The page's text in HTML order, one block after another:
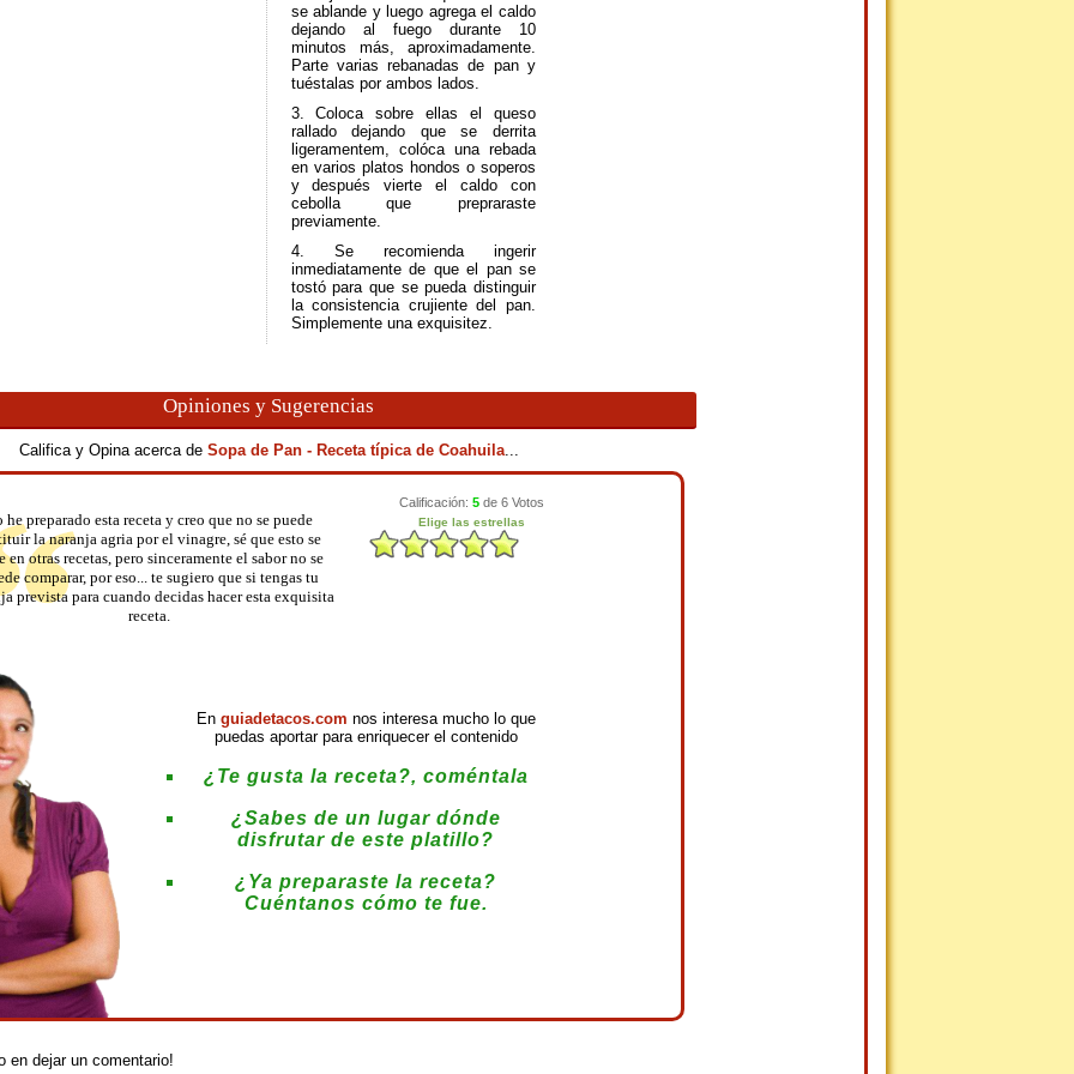
se ablande y luego agrega el caldo
dejando al fuego durante 10
minutos más, aproximadamente.
Parte varias rebanadas de pan y
tuéstalas por ambos lados.
3. Coloca sobre ellas el queso
rallado dejando que se derrita
ligeramentem, colóca una rebada
en varios platos hondos o soperos
y después vierte el caldo con
cebolla que prepraraste
previamente.
4. Se recomienda ingerir
inmediatamente de que el pan se
tostó para que se pueda distinguir
la consistencia crujiente del pan.
Simplemente una exquisitez.
Opiniones y Sugerencias
Califica y Opina acerca de Sopa de Pan - Receta típica de Coahuila...
he preparado esta receta y creo que no se puede
la naranja agria por el vinagre, sé que esto se
en otras recetas, pero sinceramente el sabor no se
comparar, por eso... te sugiero que si tengas tu
prevista para cuando decidas hacer esta exquisita
receta.
En guiadetacos.com nos interesa mucho lo que
puedas aportar para enriquecer el contenido
¿Te gusta la receta?, coméntala
¿Sabes de un lugar dónde
disfrutar de este platillo?
¿Ya preparaste la receta?
Cuéntanos cómo te fue.
en dejar un comentario!